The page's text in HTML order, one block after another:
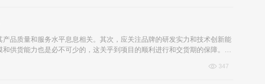
品质量和服务水平息息相关。其次，应关注品牌的研发实力和技术创新能
供货能力也是必不可少的，这关乎到项目的顺利进行和交货期的保障。最
347